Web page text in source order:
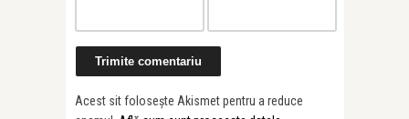
Acest sit folosește Akismet pentru a reduce